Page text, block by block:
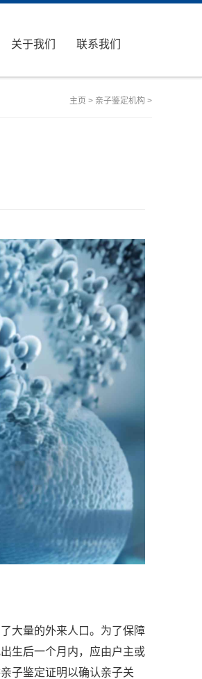
关于我们 联系我们
主页 > 亲子鉴定机构 >
大量的外来人口。为了保障
生后一个月内，应由户主或
子鉴定证明以确认亲子关